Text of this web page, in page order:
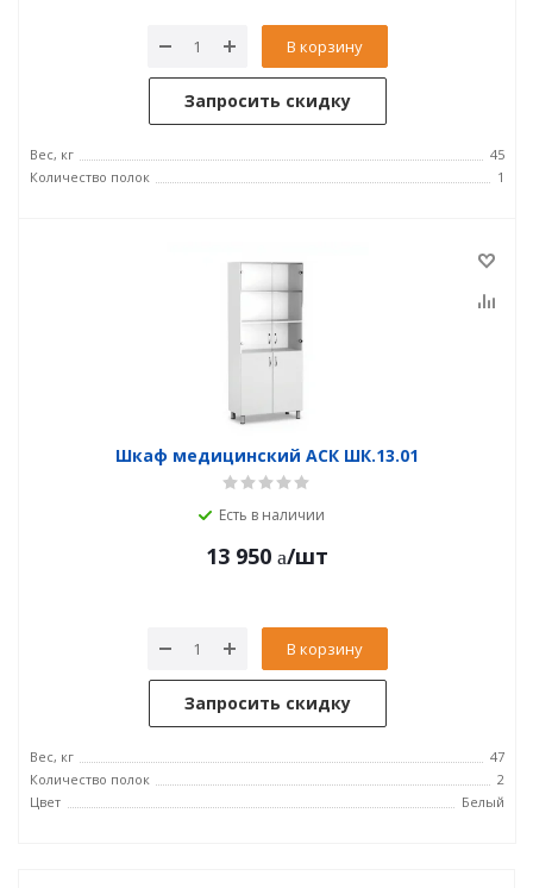
В корзину
Запросить скидку
Вес, кг
45
Количество полок
1
Шкаф медицинский АСК ШК.13.01
Есть в наличии
13 950 /шт
В корзину
Запросить скидку
Вес, кг
47
Количество полок
2
Цвет
Белый